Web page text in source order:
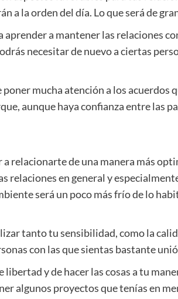
a la orden del día. Lo que será de
aprender a mantener las relaciones
necesitar de nuevo a ciertas
poner mucha atención a los acuerdos
aunque haya confianza entre las
relacionarte de una manera más
relaciones en general y
será un poco más frío de lo
tanto tu sensibilidad, como la
con las que sientas bastante
libertad y de hacer las cosas a tu
algunos proyectos que tenías en